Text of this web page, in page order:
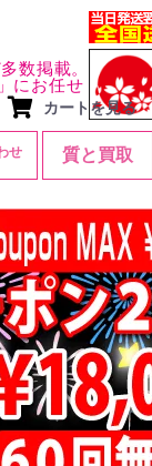
数掲載。
にお任せ
カートを見る
せ 質と買取